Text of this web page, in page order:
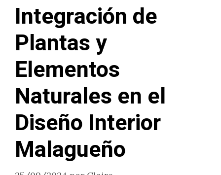
Integración de
Plantas y
Elementos
Naturales en el
Diseño Interior
Malagueño